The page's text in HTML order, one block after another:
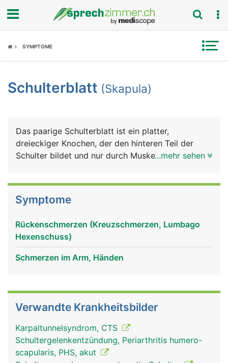
Fokus
Symptome
News
Rubriken
SYMPTOME
Schulterblatt (Skapula)
Das paarige Schulterblatt ist ein platter,
dreieckiger Knochen, der den hinteren Teil der
Schulter bildet und nur durch Muskeln mit der
Oberarmknochens bewegt. Auch das Schlüsselbein
verbunden. Über die Schulterblätter sind die Arme
mit dem Rumpf verbunden. Ausserdem dient es als
Befestigungsanker für die Rückenmuskulatur
...mehr sehen
Symptome
Rückenschmerzen (Kreuzschmerzen, Lumbago
Hexenschuss)
Schmerzen im Arm, Händen
Verwandte Krankheitsbilder
Karpaltunnelsyndrom, CTS
Schultergelenkentzündung, Periarthritis humero-
scapularis, PHS, akut